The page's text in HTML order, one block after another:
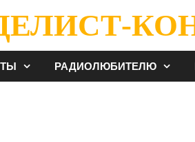
РАДИОЛЮБИТЕЛЮ